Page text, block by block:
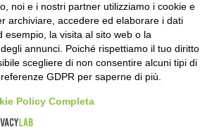
30, Collegno
Email: toic8cg002@istruzione.it
(PEC):toic8cg002@pec.istruzione.it
Amministrazioni (IPA): D0ZZDV0V
(CUF): FJDH3Z
noi e i nostri partner utilizziamo i cookie e
archiviare, accedere ed elaborare i dati
esempio, la visita al sito web o la
annunci. Poiché rispettiamo il tuo diritto
scegliere di non consentire alcuni tipi di
GDPR per saperne di più.
Policy Completa